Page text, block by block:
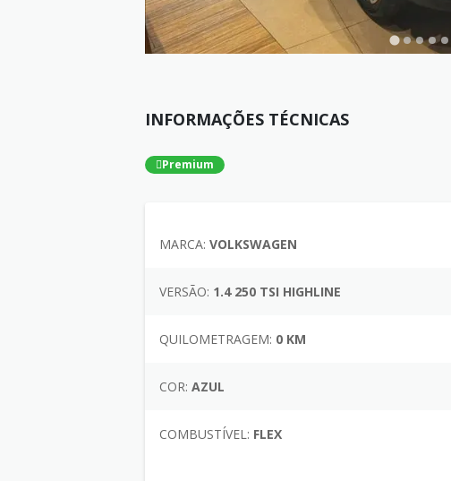
INFORMAÇÕES TÉCNICAS
Premium
MARCA: VOLKSWAGEN
VERSÃO: 1.4 250 TSI HIGHLINE
QUILOMETRAGEM: 0 KM
COR: AZUL
COMBUSTÍVEL: FLEX